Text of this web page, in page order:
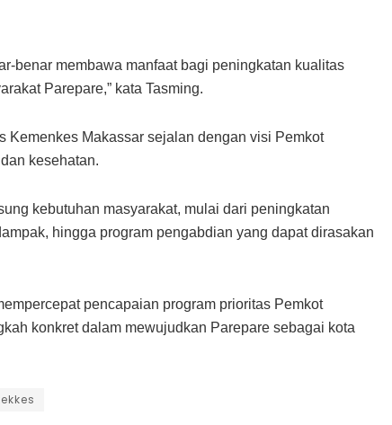
benar membawa manfaat bagi peningkatan kualitas
Parepare,” kata Tasming.
Kemenkes Makassar sejalan dengan visi Pemkot
kesehatan.
kebutuhan masyarakat, mulai dari peningkatan
hingga program pengabdian yang dapat dirasakan
pencapaian program prioritas Pemkot
konkret dalam mewujudkan Parepare sebagai kota